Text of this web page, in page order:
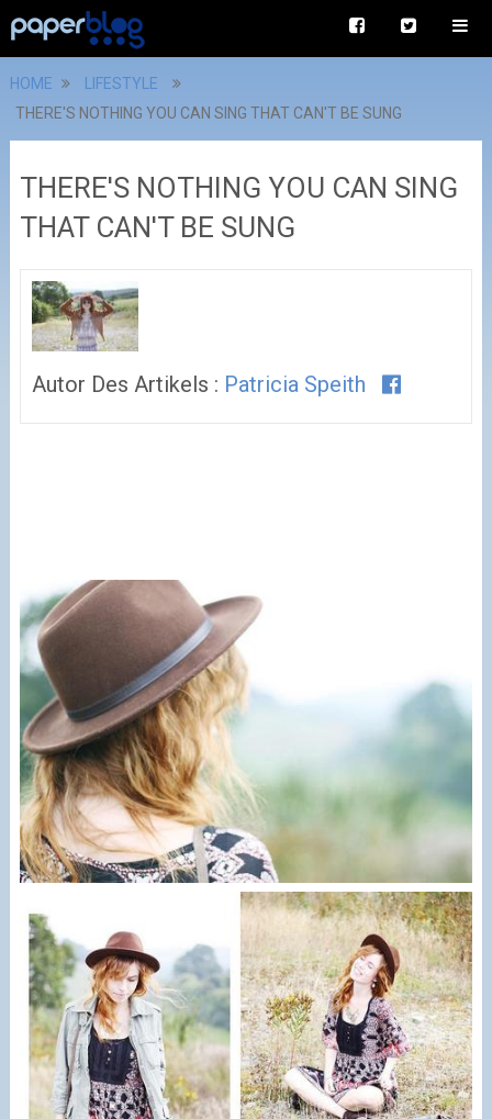
HOME
LIFESTYLE
THERE'S NOTHING YOU CAN SING THAT CAN'T BE SUNG
THERE'S NOTHING YOU CAN SING
THAT CAN'T BE SUNG
Autor Des Artikels : Patricia Speith